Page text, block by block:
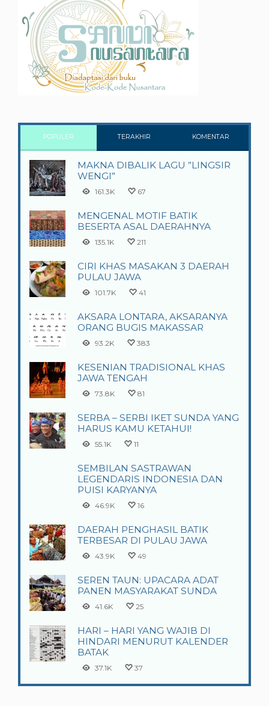
POPULER TERAKHIR KOMENTAR
MAKNA DIBALIK LAGU ”LINGSIR
WENGI”
161.3K 67
MENGENAL MOTIF BATIK
BESERTA ASAL DAERAHNYA
135.1K 211
CIRI KHAS MASAKAN 3 DAERAH
PULAU JAWA
101.7K 41
AKSARA LONTARA, AKSARANYA
ORANG BUGIS MAKASSAR
93.2K 383
KESENIAN TRADISIONAL KHAS
JAWA TENGAH
73.8K 81
SERBA – SERBI IKET SUNDA YANG
HARUS KAMU KETAHUI!
55.1K 11
SEMBILAN SASTRAWAN
LEGENDARIS INDONESIA DAN
PUISI KARYANYA
46.9K 16
DAERAH PENGHASIL BATIK
TERBESAR DI PULAU JAWA
43.9K 49
SEREN TAUN: UPACARA ADAT
PANEN MASYARAKAT SUNDA
41.6K 25
HARI – HARI YANG WAJIB DI
HINDARI MENURUT KALENDER
BATAK
37.1K 37